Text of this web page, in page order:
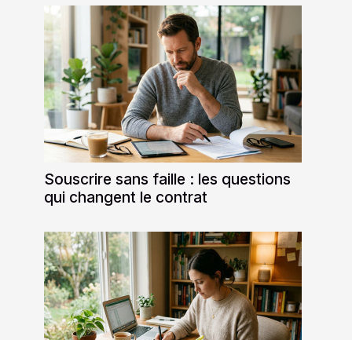
Souscrire sans faille : les questions
qui changent le contrat